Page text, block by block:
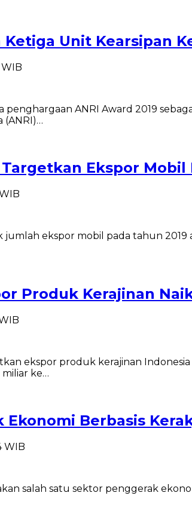
Ketiga Unit Kearsipan
WIB
ANRI Award 2019
(ANRI)…
Ekspor Mobil
ekspor mobil pada tahun
Produk Kerajinan
ekspor produk kerajinan
miliar ke…
Ekonomi Berbasis
WIB
salah satu sektor penggerak